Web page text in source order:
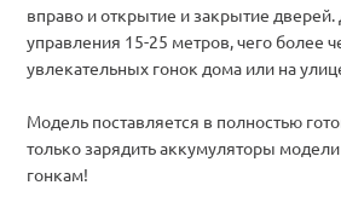
вправо и открытие и закрытие дверей.
управления 15-25 метров, чего более
увлекательных гонок дома или на
Модель поставляется в полностью
только зарядить аккумуляторы
гонкам!